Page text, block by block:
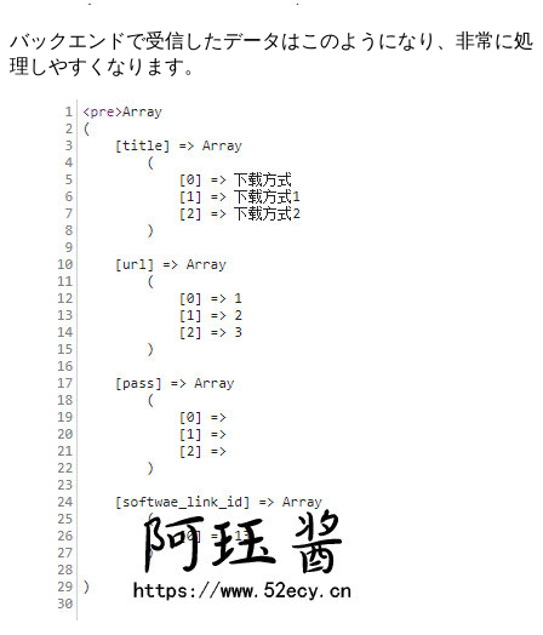
バックエンドで受信したデータはこのようになり、非常に処
理しやすくなります。